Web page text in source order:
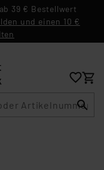
39 € Bestellwert
und einen 10 €